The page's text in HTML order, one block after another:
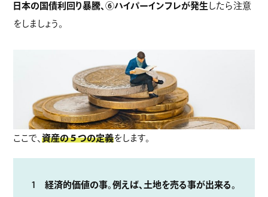
日本の国債利回り暴騰、⑥ハイパーインフレが発生 したら注意
をしましょう。
ここで、資産の５つの定義をします。
経済的価値の事。例えば、土地を売る事が出来る。